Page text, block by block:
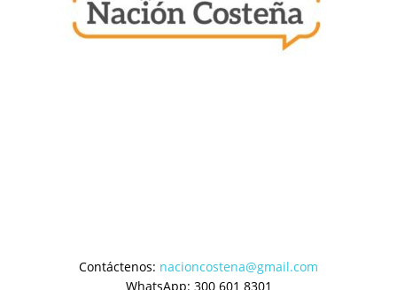
Contáctenos: nacioncostena@gmail.com
WhatsApp: 300 601 8301